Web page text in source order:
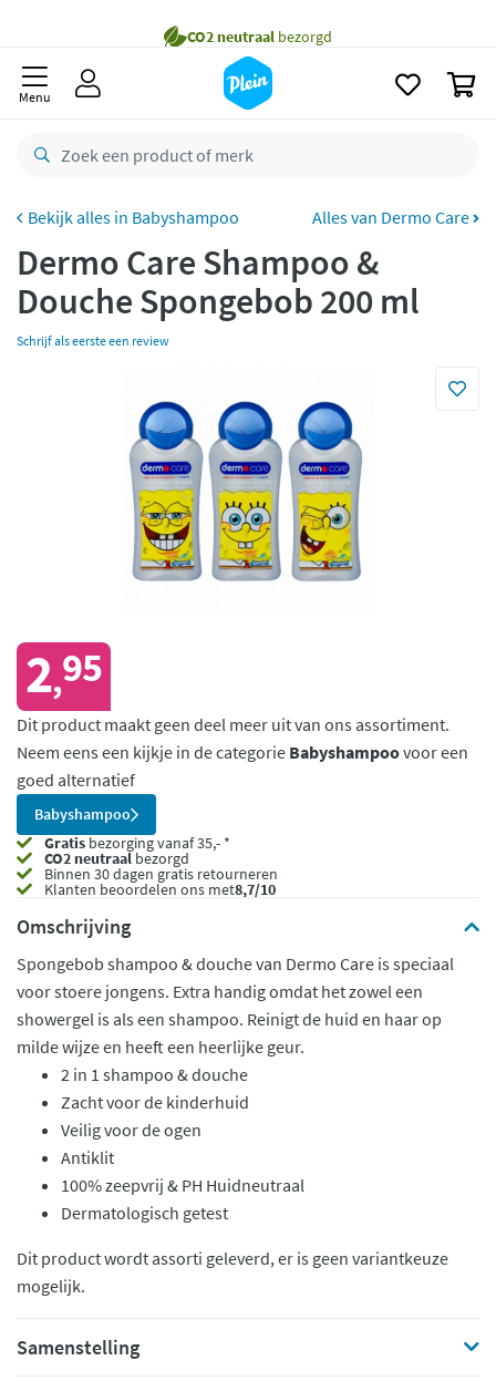
besteld,
Gratisretourneren
Betaal met Klarna
Menu
Babyshampoo Alles van Dermo Care
Dermo Care Shampoo &
Douche Spongebob 200 ml
Schrijf als eerste een review
2,95
Dit product maakt geen deel meer uit van ons assortiment.
Neem eens een kijkje in de categorie Babyshampoovoor een
goed alternatief
Babyshampoo
Gratis bezorging vanaf 35,- *
CO2 neutraalbezorgd
Binnen 30 dagen gratis retourneren
Klanten beoordelen ons met8,7/10
Omschrijving
Spongebob shampoo & douche van Dermo Care is speciaal
voor stoere jongens. Extra handig omdat het zowel een
showergel is als een shampoo. Reinigt de huid en haar op
milde wijze en heeft een heerlijke geur.
2 in 1 shampoo & douche
Zacht voor de kinderhuid
Veilig voor de ogen
Antiklit
100% zeepvrij & PH Huidneutraal
Dermatologisch getest
Dit product wordt assorti geleverd, er is geen variantkeuze
mogelijk.
Samenstelling